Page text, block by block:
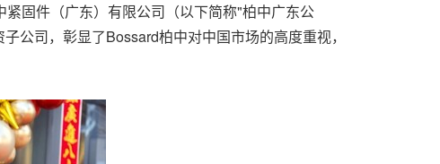
固件（广东）有限公司（以下简称"柏中广东公
公司，彰显了Bossard柏中对中国市场的高度重视，